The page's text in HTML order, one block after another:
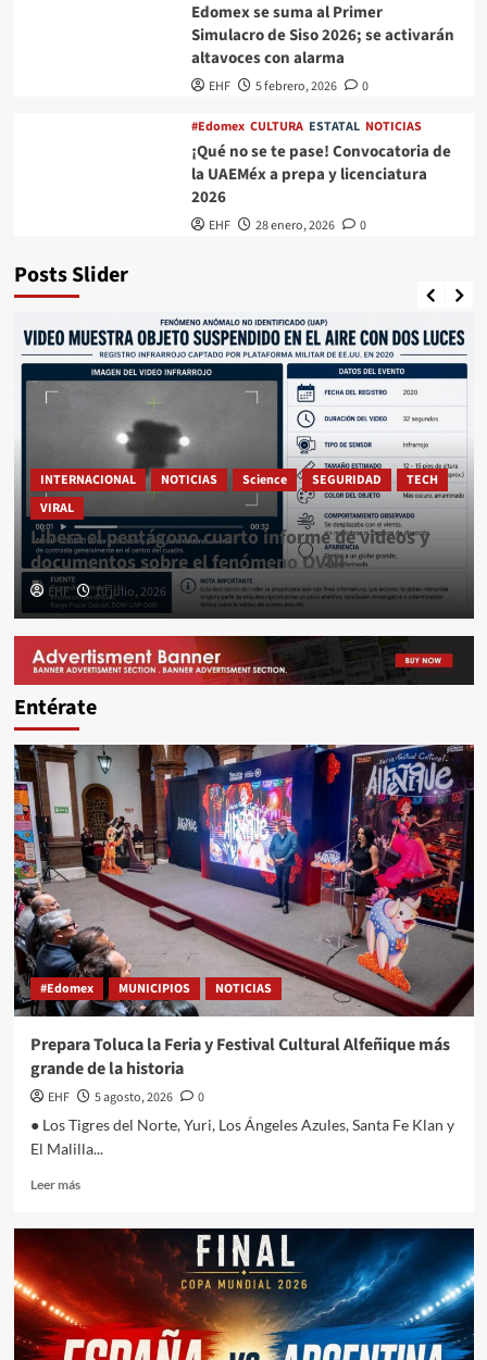
Edomex se suma al Primer
Simulacro de Siso 2026; se activarán
altavoces con alarma
EHF 5 febrero, 2026 0
#Edomex CULTURA ESTATAL NOTICIAS
¡Qué no se te pase! Convocatoria de
la UAEMéx a prepa y licenciatura
2026
EHF 28 enero, 2026 0
Posts Slider
INTERNACIONAL NOTICIAS Science SEGURIDAD
TECH
VIRAL
Libera el pentágono cuarto informe de videos y
documentos sobre el fenómeno OVNI
EHF 10 julio, 2026 0
Entérate
#Edomex MUNICIPIOS NOTICIAS
Prepara Toluca la Feria y Festival Cultural Alfeñique más
grande de la historia
EHF 5 agosto, 2026
0
● Los Tigres del Norte, Yuri, Los Ángeles Azules, Santa Fe Klan y
El Malilla...
Leer más